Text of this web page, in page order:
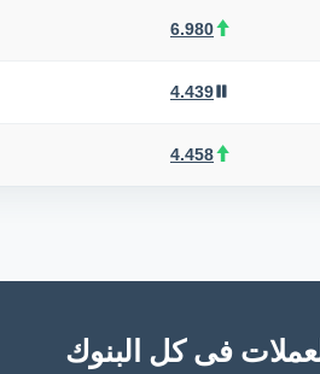
6.980
4.439
4.458
فى كل البنوك